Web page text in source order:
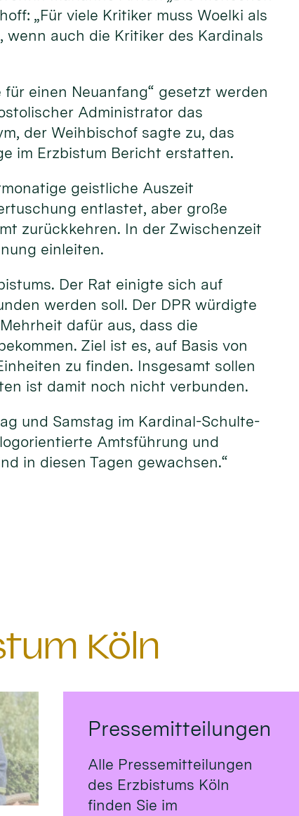
„Für viele Kritiker muss Woelki als
wenn auch die Kritiker des Kardinals
einen Neuanfang“ gesetzt werden
Administrator das
der Weihbischof sagte zu, das
im Erzbistum Bericht erstatten.
geistliche Auszeit
entlastet, aber große
zurückkehren. In der Zwischenzeit
einleiten.
Der Rat einigte sich auf
werden soll. Der DPR würdigte
dafür aus, dass die
Ziel ist es, auf Basis von
zu finden. Insgesamt sollen
ist damit noch nicht verbunden.
und Samstag im Kardinal-Schulte-
Amtsführung und
in diesen Tagen gewachsen.“
Köln
Pressemitteilungen
Alle Pressemitteilungen
des Erzbistums Köln
finden Sie im